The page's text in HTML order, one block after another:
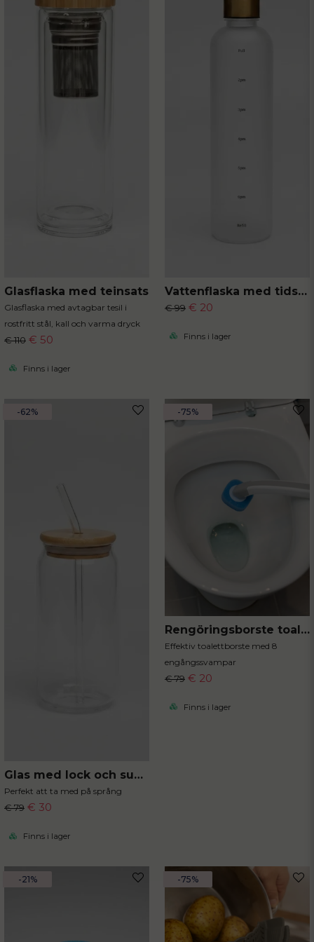
Glasflaska med teinsats
Glasflaska med avtagbar tesil i
rostfritt stål, kall och varma dryck
€ 110 € 50
Finns i lager
Vattenflaska med tidsmarkör
€ 99 € 20
Finns i lager
Glas med lock och sugrör
Perfekt att ta med på språng
€ 79 € 30
Finns i lager
-62%
Rengöringsborste toalett med engångssvampar
Effektiv toalettborste med 8
engångssvampar
€ 79 € 20
Finns i lager
-75%
-21% -75%